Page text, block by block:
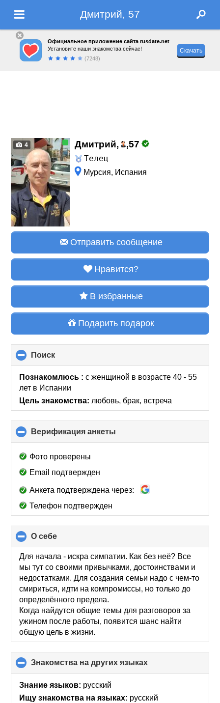
Дмитрий, 57
Официальное приложение сайта rusdate.net
Установите наши знакомства сейчас!
(7248)
Скачать
4 Дмитрий, ,57
Телец
Мурсия, Испания
Отправить сообщение
Нравится?
В избранные
Подарить подарок
Поиск
to
collapse
contents
Познакомлюсь :с женщиной в возрасте 40 - 55
лет в Испании
Цель знакомства: любовь, брак, встреча
Верификация анкеты
to
Фото проверены
Email подтвержден
Анкета подтверждена через:
Телефон подтвержден
О себе
to
collapse
contents
Для начала - искра симпатии. Как без неё? Все
мы тут со своими привычками, достоинствами и
недостатками. Для создания семьи надо с чем-то
смириться, идти на компромиссы, но только до
определённого предела.
Когда найдутся общие темы для разговоров за
ужином после работы, появится шанс найти
общую цель в жизни.
Знакомства на других языках
to
Знание языков: русский
Ищу знакомства на языках: русский